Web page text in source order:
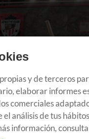
y de terceros
elaborar informes
comerciales
análisis de tus
información,